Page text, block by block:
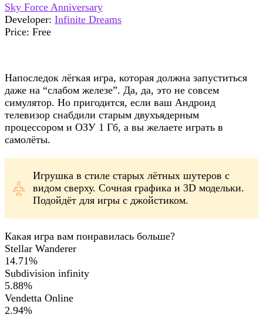
Sky Force Anniversary
Developer: Infinite Dreams
Price: Free
Напоследок лёгкая игра, которая должна запуститься
даже на “слабом железе”. Да, да, это не совсем
симулятор. Но пригодится, если ваш Андроид
телевизор снабдили старым двухъядерным
процессором и ОЗУ 1 Гб, а вы желаете играть в
самолёты.
Игрушка в стиле старых лётных шутеров с
видом сверху. Сочная графика и 3D модельки.
Подойдёт для игры с джойстиком.
Какая игра вам понравилась больше?
Stellar Wanderer
14.71%
Subdivision infinity
5.88%
Vendetta Online
2.94%